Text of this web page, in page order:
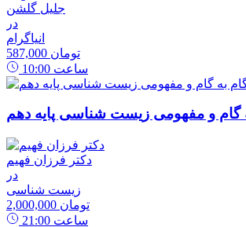
جلیل گلشن
در
انیاگرام
587,000 تومان
10:00 ساعت
و مفهومی زیست شناسی پایه دهم
دکتر فرزان فهیم
در
زیست شناسی
2,000,000 تومان
21:00 ساعت